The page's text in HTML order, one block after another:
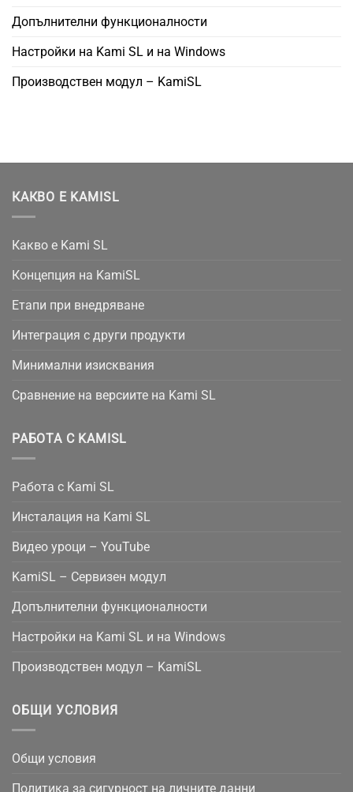
Допълнителни функционалности
Настройки на Kami SL и на Windows
Производствен модул – KamiSL
КАКВО Е KAMISL
Какво е Kami SL
Концепция на KamiSL
Етапи при внедряване
Интеграция с други продукти
Минимални изисквания
Сравнение на версиите на Kami SL
РАБОТА С KAMISL
Работа с Kami SL
Инсталация на Kami SL
Видео уроци – YouTube
KamiSL – Сервизен модул
Допълнителни функционалности
Настройки на Kami SL и на Windows
Производствен модул – KamiSL
ОБЩИ УСЛОВИЯ
Общи условия
Политика за сигурност на личните данни